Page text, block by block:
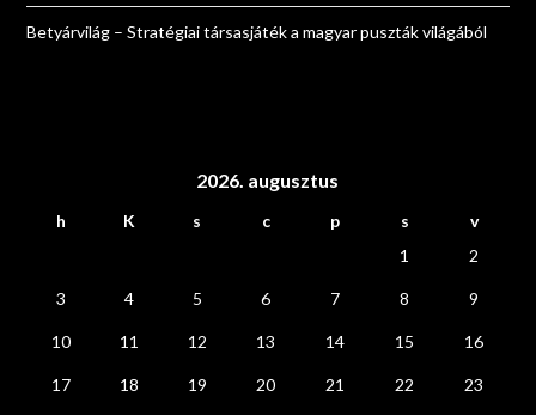
Betyárvilág – Stratégiai társasjáték a magyar puszták világából
2026. augusztus
h K s c p s
v
1
2
3 4 5 6 7 8 9
10 11 12 13 14 15 16
17 18 19 20 21 22 23